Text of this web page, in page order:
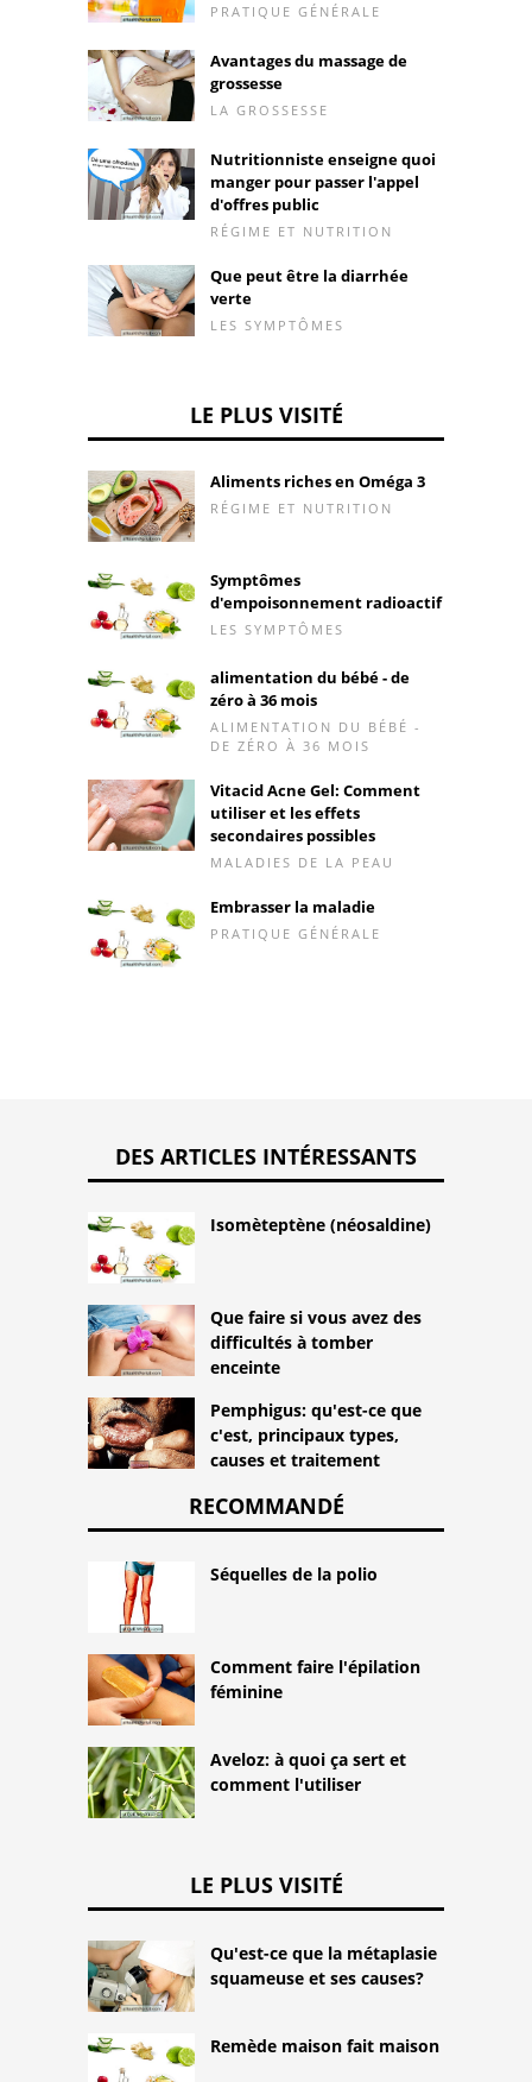
PRATIQUE GÉNÉRALE
Avantages du massage de
grossesse
LA GROSSESSE
Nutritionniste enseigne quoi
manger pour passer l'appel
d'offres public
RÉGIME ET NUTRITION
Que peut être la diarrhée
verte
LES SYMPTÔMES
LE PLUS VISITÉ
Aliments riches en Oméga 3
RÉGIME ET NUTRITION
Symptômes
d'empoisonnement radioactif
LES SYMPTÔMES
alimentation du bébé - de
zéro à 36 mois
ALIMENTATION DU BÉBÉ -
DE ZÉRO À 36 MOIS
Vitacid Acne Gel: Comment
utiliser et les effets
secondaires possibles
MALADIES DE LA PEAU
Embrasser la maladie
PRATIQUE GÉNÉRALE
DES ARTICLES INTÉRESSANTS
Isomèteptène (néosaldine)
Que faire si vous avez des
difficultés à tomber
enceinte
Pemphigus: qu'est-ce que
c'est, principaux types,
causes et traitement
RECOMMANDÉ
Séquelles de la polio
Comment faire l'épilation
féminine
Aveloz: à quoi ça sert et
comment l'utiliser
LE PLUS VISITÉ
Qu'est-ce que la métaplasie
squameuse et ses causes?
Remède maison fait maison